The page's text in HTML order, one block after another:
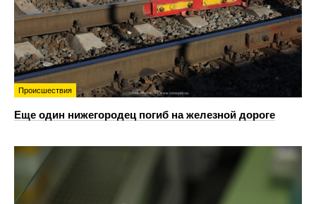
Происшествия
Еще один нижегородец погиб на железной дороге